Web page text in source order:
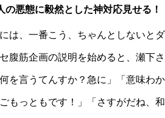
悪態に毅然とした神対応見せる！
は、一番こう、ちゃんとしないと
腹筋企画の説明を始めると、瀬下
を言うてんすか？急に」「意味わ
もっともです！」「さすがだね、